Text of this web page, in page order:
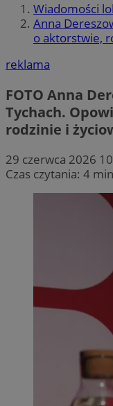
Wiadomości
Anna
o aktorstwie,
reklama
FOTO Anna
Tychach.
rodzinie i
29 czerwca 2026
Czas czytania: 4